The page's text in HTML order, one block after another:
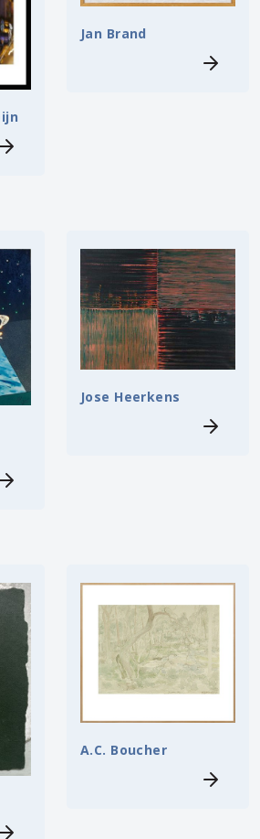
Jan Brand
Jose Heerkens
A.C. Boucher